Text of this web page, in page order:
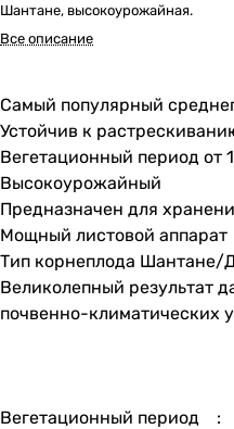
Шантане, высокоурожайная.
Все описание
Самый популярный
Устойчив к
Вегетационный период от
Высокоурожайный
Предназначен для
Мощный листовой аппарат
Тип корнеплода Шантане/
Великолепный результат
почвенно-климатических
Вегетационный период :